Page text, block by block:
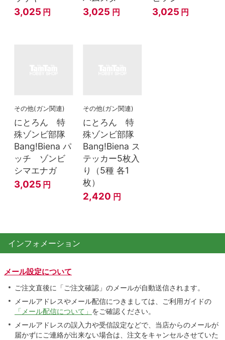
3,025 円 3,025 円 3,025 円
その他(ガン関連)
にとろん 特
殊ゾンビ部隊
Bang!Biena パ
ッチ ゾンビ
シマエナガ
3,025 円
その他(ガン関連)
にとろん 特
殊ゾンビ部隊
Bang!Biena ス
テッカー5枚入
り（5種 各1
枚）
2,420 円
インフォメーション
メール設定について
ご注文直後に「ご注文確認」のメールが自動送信されます。
メールアドレスやメール配信につきましては、ご利用ガイドの
「メール配信について」 をご確認ください。
メールアドレスの誤入力や受信設定などで、当店からのメールが
届かずにご連絡が出来ない場合は、注文をキャンセルさせていた